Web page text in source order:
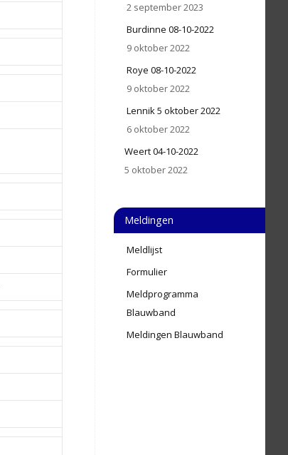
2 september 2023
Burdinne 08-10-2022
9 oktober 2022
Roye 08-10-2022
9 oktober 2022
Lennik 5 oktober 2022
6 oktober 2022
Weert 04-10-2022
5 oktober 2022
Meldingen
Meldlijst
Formulier
Meldprogramma
Blauwband
Meldingen Blauwband